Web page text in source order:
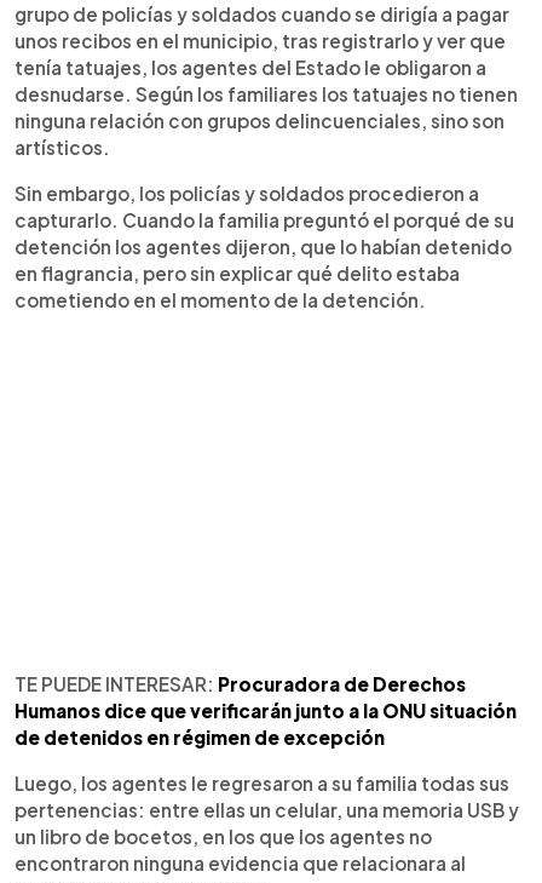
grupo de policías y soldados cuando se dirigía a pagar
unos recibos en el municipio, tras registrarlo y ver que
tenía tatuajes, los agentes del Estado le obligaron a
desnudarse. Según los familiares los tatuajes no tienen
ninguna relación con grupos delincuenciales, sino son
artísticos.
Sin embargo, los policías y soldados procedieron a
capturarlo. Cuando la familia preguntó el porqué de su
detención los agentes dijeron, que lo habían detenido
en flagrancia, pero sin explicar qué delito estaba
cometiendo en el momento de la detención.
TE PUEDE INTERESAR: Procuradora de Derechos
Humanos dice que verificarán junto a la ONU situación
de detenidos en régimen de excepción
Luego, los agentes le regresaron a su familia todas sus
pertenencias: entre ellas un celular, una memoria USB y
un libro de bocetos, en los que los agentes no
encontraron ninguna evidencia que relacionara al